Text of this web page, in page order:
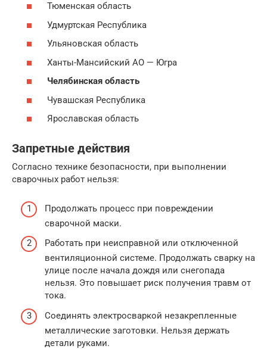
Тюменская область
Удмуртская Республика
Ульяновская область
Ханты-Мансийский АО — Югра
Челябинская область
Чувашская Республика
Ярославская область
Запретные действия
Согласно технике безопасности, при выполнении
сварочных работ нельзя:
Продолжать процесс при повреждении
сварочной маски.
Работать при неисправной или отключенной
вентиляционной системе. Продолжать сварку на
улице после начала дождя или снегопада
нельзя. Это повышает риск получения травм от
тока.
Соединять электросваркой незакрепленные
металлические заготовки. Нельзя держать
детали руками.